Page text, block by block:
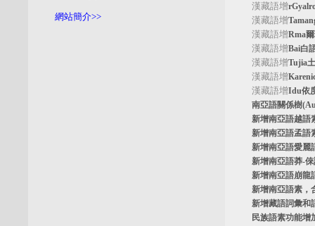
網站簡介>>
漢藏語增
漢藏語增
漢藏語增Rma
漢藏語增Bai白
漢藏語增Tujia
漢藏語增
漢藏語增Idu依
南亞語關係樹
新增南亞語越語
新增南亞語孟語
新增南亞語愛麗
新增南亞語莽-倈
新增南亞語崩龍
新增南亞語素，
新增藏語詞彙和
民族語素功能